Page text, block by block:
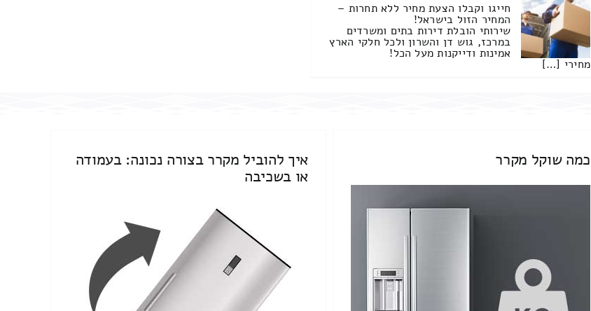
חייגו וקבלו הצעת מחיר ללא תחרות –
המחיר הזול בישראל!
שירותי הובלת דירות בתים ומשרדים
במרכז, גוש דן והשרון ולכל חלקי הארץ
אמינות ודייקנות מעל הכל!
מחירי […]
כמה שוקל מקרר
איך להוביל מקרר בצורה נכונה: בעמודה
או בשכיבה